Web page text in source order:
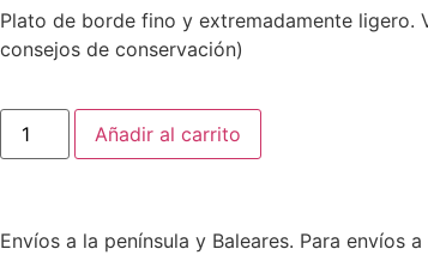
Plato de borde fino y extremadamente ligero.
consejos de conservación)
Añadir al carrito
Envíos a la península y Baleares. Para